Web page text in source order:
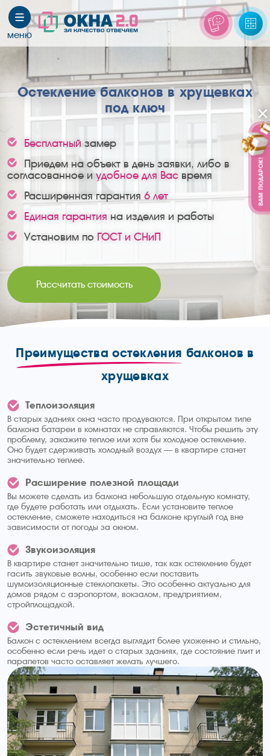
Остекление балконов в хрущевках
под ключ
Бесплатныйзамер
Приедем на объект в день заявки, либо в
согласованное иудобное для Вас время
Расширенная гарантия 6 лет
Единая гарантия на изделия и работы
Установим по ГОСТ и СНиП
Рассчитать стоимость
Преимущества остекления балконов в
хрущевках
Теплоизоляция
В старых зданиях окна часто продуваются. При открытом типе
балкона батареи в комнатах не справляются. Чтобы решить эту
проблему, закажите теплое или хотя бы холодное остекление.
Оно будет сдерживать холодный воздух — в квартире станет
значительно теплее.
Расширение полезной площади
Вы можете сделать из балкона небольшую отдельную комнату,
где будете работать или отдыхать. Если установите теплое
остекление, сможете находиться на балконе круглый год вне
зависимости от погоды за окном.
Звукоизоляция
В квартире станет значительно тише, так как остекление будет
гасить звуковые волны, особенно если поставить
шумоизоляционные стеклопакеты. Это особенно актуально для
домов рядом с аэропортом, вокзалом, предприятием,
стройплощадкой.
Эстетичный вид
Балкон с остеклением всегда выглядит более ухоженно и стильно,
особенно если речь идет о старых зданиях, где состояние плит и
парапетов часто оставляет желать лучшего.
ВАМ ПОДАРОК!